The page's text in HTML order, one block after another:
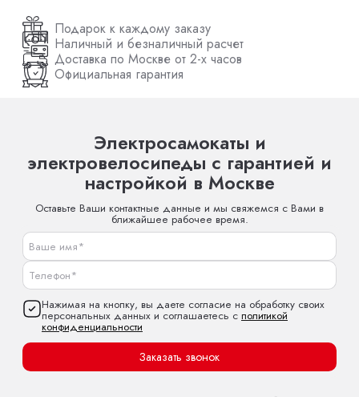
Подарок к каждому заказу
Наличный и безналичный расчет
Доставка по Москве от 2-х часов
Официальная гарантия
Электросамокаты и
электровелосипеды с гарантией и
настройкой в Москве
Оставьте Ваши контактные данные и мы свяжемся с Вами в
ближайшее рабочее время.
Нажимая на кнопку, вы даете согласие на обработку своих
персональных данных и соглашаетесь с политикой
конфиденциальности
Заказать звонок